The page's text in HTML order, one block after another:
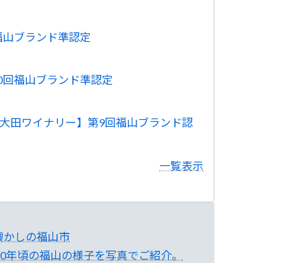
山ブランド準認定
回福山ブランド準認定
田ワイナリー】第9回福山ブランド認
一覧表示
かしの福山市
年頃の福山の様子を写真でご紹介。